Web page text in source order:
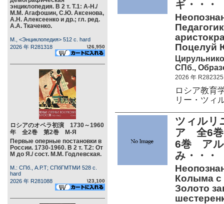
энциклопедия. В 2 т. Т.1: А-Н./
М.М. Агафошин, С.Ю. Аксенова,
А.Н. Алексеенко и др.; гл. ред.
А.А. Ткаченко.
М., <Энциклопедия> 512 c. hard
2026 年 R281318
\26,950
ロシアのオペラ初演 1730～1960
年 全2巻 第2巻 М-Я
Первые оперные постановки в
России. 1730-1960. В 2 т. Т.2: От
М до Я./ сост. М.М. Годлевская.
М.: СПб., А.Р.Т; СПбГМТМИ 528 c.
hard
2026 年 R281088
\23,100
ギ・・・
Поцелуй
СПб.,
2026 年 R282325
ロシア教育
リー・ツィ
ツィル
ア 全6
6巻 アル
み・・・
Колыма с
Золото